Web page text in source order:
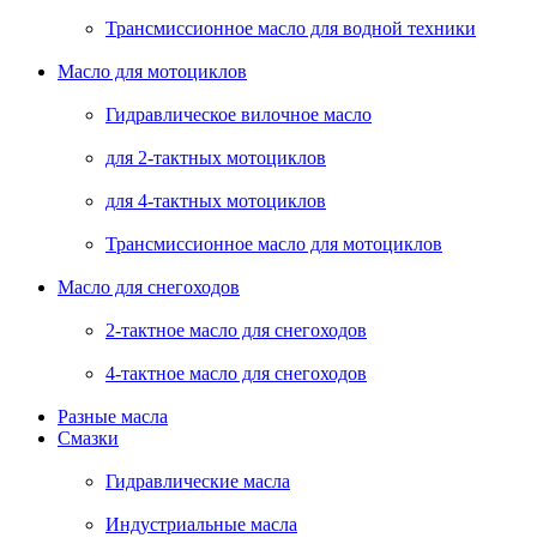
Трансмиссионное масло для водной техники
Масло для мотоциклов
Гидравлическое вилочное масло
для 2-тактных мотоциклов
для 4-тактных мотоциклов
Трансмиссионное масло для мотоциклов
Масло для снегоходов
2-тактное масло для снегоходов
4-тактное масло для снегоходов
Разные масла
Смазки
Гидравлические масла
Индустриальные масла